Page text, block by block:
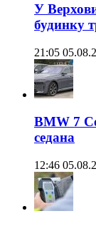
У
будинку
21:05
BMW 7
седана
12:46